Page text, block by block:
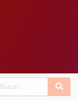
07 ABRIL 2022